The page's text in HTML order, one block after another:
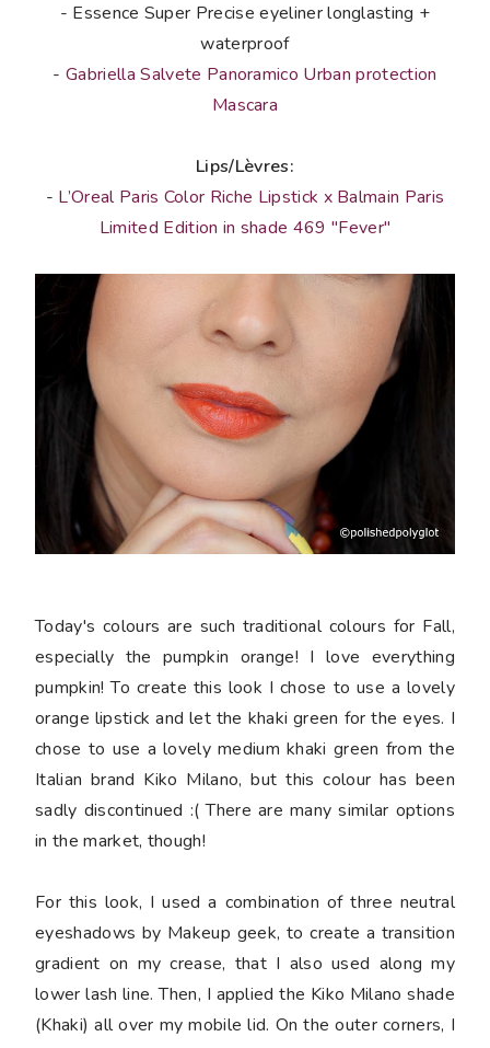
- Essence Super Precise eyeliner longlasting +
waterproof
-Gabriella Salvete Panoramico Urban protection
Mascara
Lips/Lèvres:
- L’Oreal Paris Color Riche Lipstick x Balmain Paris
Limited Edition in shade 469 "Fever"
Today's colours are such traditional colours for Fall,
especially the pumpkin orange! I love everything
pumpkin! To create this look I chose to use a lovely
orange lipstick and let the khaki green for the eyes. I
chose to use a lovely medium khaki green from the
Italian brand Kiko Milano, but this colour has been
sadly discontinued :( There are many similar options
in the market, though!
For this look, I used a combination of three neutral
eyeshadows by Makeup geek, to create a transition
gradient on my crease, that I also used along my
lower lash line. Then, I applied the Kiko Milano shade
(Khaki) all over my mobile lid. On the outer corners, I